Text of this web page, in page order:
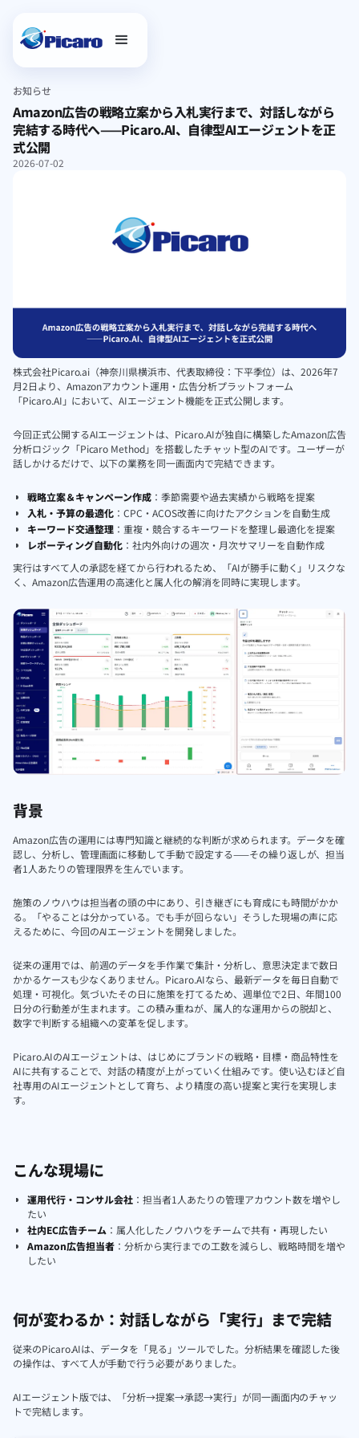
お知らせ
Amazon広告の戦略立案から入札実行まで、対話しながら
完結する時代へ——Picaro.AI、自律型AIエージェントを正
式公開
2026-07-02
株式会社Picaro.ai（神奈川県横浜市、代表取締役：下平季位）は、2026年7
月2日より、Amazonアカウント運用・広告分析プラットフォーム
「Picaro.AI」において、AIエージェント機能を正式公開します。
今回正式公開するAIエージェントは、Picaro.AIが独自に構築したAmazon広告
分析ロジック「Picaro Method」を搭載したチャット型のAIです。ユーザーが
話しかけるだけで、以下の業務を同一画面内で完結できます。
戦略立案＆キャンペーン作成 ：季節需要や過去実績から戦略を提案
入札・予算の最適化 ：CPC・ACOS改善に向けたアクションを自動生成
キーワード交通整理 ：重複・競合するキーワードを整理し最適化を提案
レポーティング自動化 ：社内外向けの週次・月次サマリーを自動作成
実行はすべて人の承認を経てから行われるため、「AIが勝手に動く」リスクな
く、Amazon広告運用の高速化と属人化の解消を同時に実現します。
背景
Amazon広告の運用には専門知識と継続的な判断が求められます。データを確
認し、分析し、管理画面に移動して手動で設定する——その繰り返しが、担当
者1人あたりの管理限界を生んでいます。
施策のノウハウは担当者の頭の中にあり、引き継ぎにも育成にも時間がかか
る。「やることは分かっている。でも手が回らない」そうした現場の声に応
えるために、今回のAIエージェントを開発しました。
従来の運用では、前週のデータを手作業で集計・分析し、意思決定まで数日
かかるケースも少なくありません。Picaro.AIなら、最新データを毎日自動で
処理・可視化。気づいたその日に施策を打てるため、週単位で2日、年間100
日分の行動差が生まれます。この積み重ねが、属人的な運用からの脱却と、
数字で判断する組織への変革を促します。
Picaro.AIのAIエージェントは、はじめにブランドの戦略・目標・商品特性を
AIに共有することで、対話の精度が上がっていく仕組みです。使い込むほど自
社専用のAIエージェントとして育ち、より精度の高い提案と実行を実現しま
す。
こんな現場に
運用代行・コンサル会社 ：担当者1人あたりの管理アカウント数を増やし
たい
社内EC広告チーム ：属人化したノウハウをチームで共有・再現したい
Amazon広告担当者 ：分析から実行までの工数を減らし、戦略時間を増や
したい
何が変わるか：対話しながら「実行」まで完結
従来のPicaro.AIは、データを「見る」ツールでした。分析結果を確認した後
の操作は、すべて人が手動で行う必要がありました。
AIエージェント版では、「分析→提案→承認→実行」が同一画面内のチャッ
トで完結します。